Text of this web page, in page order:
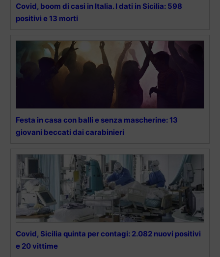
Covid, boom di casi in Italia. I dati in Sicilia: 598
positivi e 13 morti
Festa in casa con balli e senza mascherine: 13
giovani beccati dai carabinieri
Covid, Sicilia quinta per contagi: 2.082 nuovi positivi
e 20 vittime